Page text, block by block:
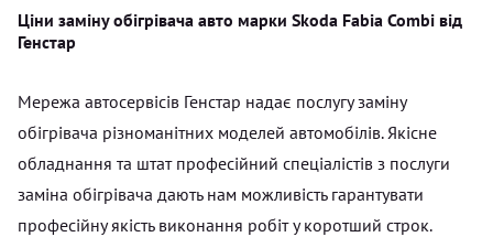
Ціни заміну обігрівача авто марки Skoda Fabia Combi від
Генстар
Мережа автосервісів Генстар надає послугу заміну
обігрівача різноманітних моделей автомобілів. Якісне
обладнання та штат професійний спеціалістів з послуги
заміна обігрівача дають нам можливість гарантувати
професійну якість виконання робіт у коротший строк.